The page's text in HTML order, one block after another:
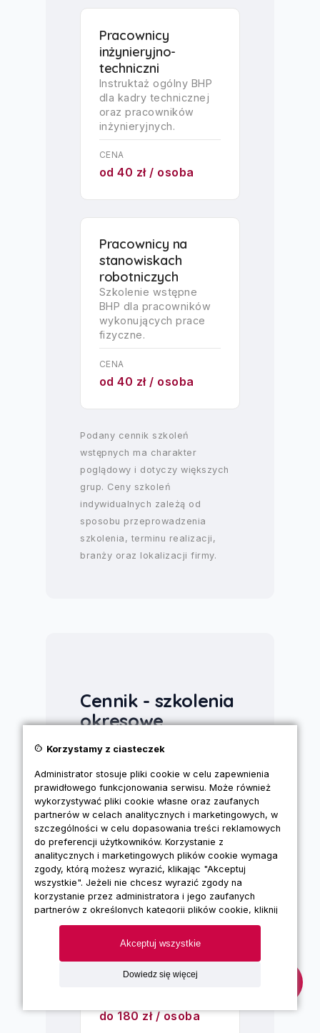
Pracownicy
inżynieryjno-
techniczni
Instruktaż ogólny BHP
dla kadry technicznej
oraz pracowników
inżynieryjnych.
CENA
od 40 zł / osoba
Pracownicy na
stanowiskach
robotniczych
Szkolenie wstępne
BHP dla pracowników
wykonujących prace
fizyczne.
CENA
od 40 zł / osoba
Podany cennik szkoleń
wstępnych ma charakter
poglądowy i dotyczy większych
grup. Ceny szkoleń
indywidualnych zależą od
sposobu przeprowadzenia
szkolenia, terminu realizacji,
branży oraz lokalizacji firmy.
Cennik - szkolenia
okresowe
Szkolenie dla
pracowników
administracyjno-
biurowych
Szkolenie okresowe
BHP przeznaczone dla
pracowników
administracji oraz biur.
STACJONARNE
do 300 zł / osoba
SAMOKSZTAŁCENIE
do 180 zł / osoba
cookie Korzystamy z ciasteczek
Administrator stosuje pliki cookie w celu zapewnienia
prawidłowego funkcjonowania serwisu. Może również
wykorzystywać pliki cookie własne oraz zaufanych
partnerów w celach analitycznych i marketingowych, w
szczególności w celu dopasowania treści reklamowych
do preferencji użytkowników. Korzystanie z
analitycznych i marketingowych plików cookie wymaga
zgody, którą możesz wyrazić, klikając "Akceptuj
wszystkie". Jeżeli nie chcesz wyrazić zgody na
korzystanie przez administratora i jego zaufanych
partnerów z określonych kategorii plików cookie, kliknij
"Dowiedz się więcej" i zdecyduj o swoich
preferencjach. Wyrażoną zgodę można wycofać w
każdym momencie poprzez zmianę preferencji plików
cookie. Możliwość edycji zgód cookie znajdziesz w
stopce strony pod przyciskiem "Edytuj zgody cookie".
celach związane jest z przetwarzaniem Twoich danych
Dowiedz się więcej
Akceptuj wszystkie